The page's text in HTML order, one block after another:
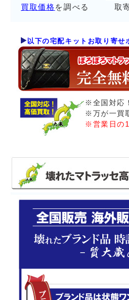
買取価格 を調べる
取
以下の宅配キットお取り寄せ
※全国対応
※万が一買
※営業日の